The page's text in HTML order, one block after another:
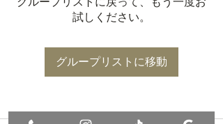
試しください。
グループリストに移動